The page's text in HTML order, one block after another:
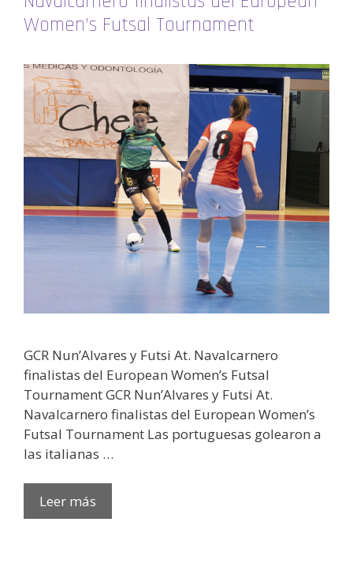
Women’s Futsal Tournament
GCR Nun’Alvares y Futsi At. Navalcarnero
finalistas del European Women’s Futsal
Tournament GCR Nun’Alvares y Futsi At.
Navalcarnero finalistas del European Women’s
Futsal Tournament Las portuguesas golearon a
las italianas …
Leer más